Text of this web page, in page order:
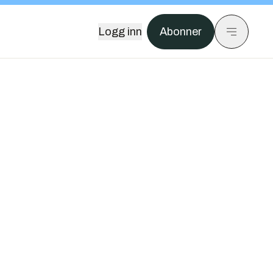
Logg inn Abonner